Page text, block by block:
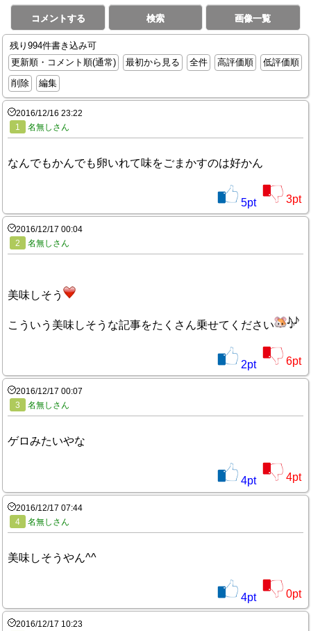
コメントする 検索 画像一覧
残り994件書き込み可
更新順・コメント順(通常)
最初から見る 全件 高評価順
低評価順
削除
編集
2016/12/16 23:22
1
名無しさん
なんでもかんでも卵いれて味をごまかすのは好かん
5pt 3pt
2016/12/17 00:04
2
名無しさん
美味しそう
こういう美味しそうな記事をたくさん乗せてください
2pt 6pt
2016/12/17 00:07
3
名無しさん
ゲロみたいやな
4pt 4pt
2016/12/17 07:44
4
名無しさん
美味しそうやん^^
4pt 0pt
2016/12/17 10:23